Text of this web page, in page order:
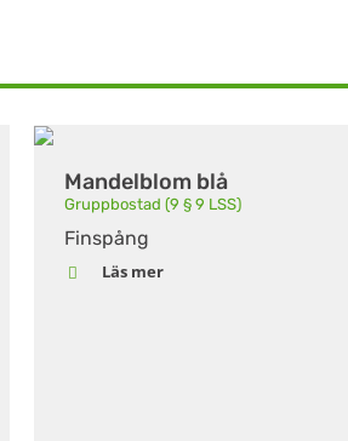
Mandelblom blå
Gruppbostad (9 § 9 LSS)
Finspång
Läs mer